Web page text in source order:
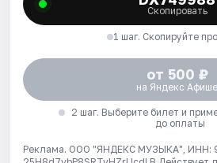
Скопировать
1 шаг. Скопируйте
от 500 ₽
на Яндекс Афише
2 шаг. Выберите билет и
до оплаты
Реклама. ООО "ЯНДЕКС МУЗЫКА", ИНН: